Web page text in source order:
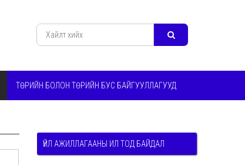
ТӨРИЙН БОЛОН ТӨРИЙН БУС БАЙГУУЛЛАГУУД
ҮЙЛ АЖИЛЛАГААНЫ ИЛ ТОД БАЙДАЛ